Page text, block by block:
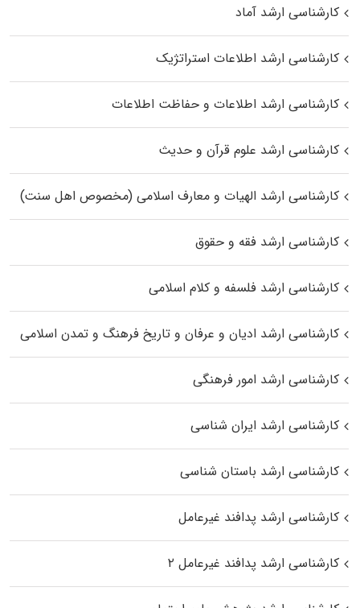
کارشناسی ارشد آماد
کارشناسی ارشد اطلاعات استراتژیک
کارشناسی ارشد اطلاعات و حفاظت اطلاعات
کارشناسی ارشد علوم قرآن و حدیث
کارشناسی ارشد الهیات و معارف اسلامی (مخصوص اهل سنت)
کارشناسی ارشد فقه و حقوق
کارشناسی ارشد فلسفه و کلام اسلامی
کارشناسی ارشد ادیان و عرفان و تاریخ فرهنگ و تمدن اسلامی
کارشناسی ارشد امور فرهنگی
کارشناسی ارشد ایران شناسی
کارشناسی ارشد باستان شناسی
کارشناسی ارشد پدافند غیرعامل
کارشناسی ارشد پدافند غیرعامل ۲